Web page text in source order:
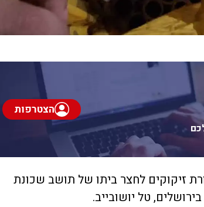
הצטרפות
זיקוקים לחצר ביתו של תושב שכונת
טל יושובייב.